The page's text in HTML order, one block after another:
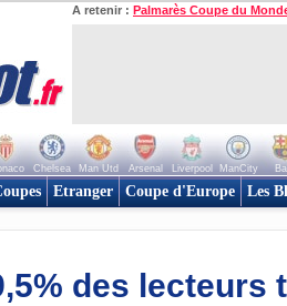
A retenir : Palmarès Coupe du
Chelsea Man Utd Arsenal Liverpool ManCity
Etranger Coupe d'Europe Les
des lecteurs